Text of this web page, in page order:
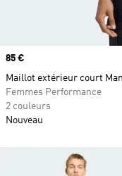
Prix
85 €
Maillot extérieur court
Femmes Performance
2 couleurs
Nouveau